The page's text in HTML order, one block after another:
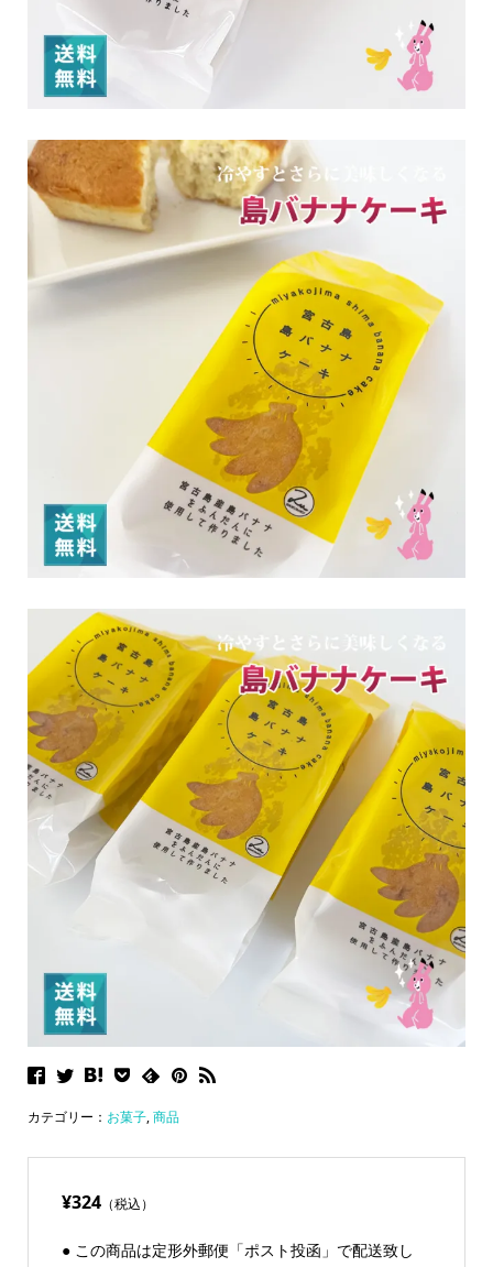
カテゴリー： お菓子,商品
¥324（税込）
● この商品は定形外郵便「ポスト投函」で配送致し